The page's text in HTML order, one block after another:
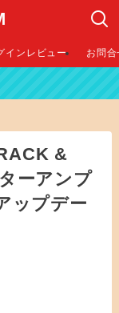
インレビュー お問
&
ーアンプ
ップデー